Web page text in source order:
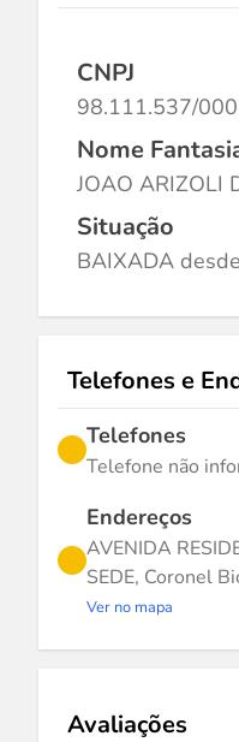
CNPJ
98.111.537/
Nome
JOAO ARIZOLI
Situação
BAIXADA
Telefones e
Telefones
Telefone não
Endereços
AVENIDA
SEDE, Coronel
Ver no mapa
Avaliações